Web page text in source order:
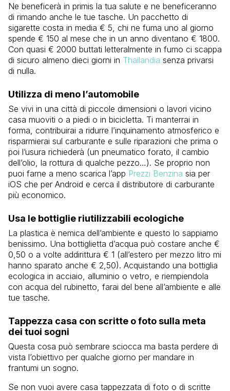
Ne beneficerà in primis la tua salute e ne beneficeranno
di rimando anche le tue tasche. Un pacchetto di
sigarette costa in media € 5, chi ne fuma uno al giorno
spende € 150 al mese che in un anno diventano € 1800.
Con quasi € 2000 buttati letteralmente in fumo ci scappa
di sicuro almeno dieci giorni in Thailandia senza privarsi
di nulla.
Utilizza di meno l’automobile
Se vivi in una città di piccole dimensioni o lavori vicino
casa muoviti o a piedi o in bicicletta. Ti manterrai in
forma, contribuirai a ridurre l’inquinamento atmosferico e
risparmierai sul carburante e sulle riparazioni che prima o
poi l’usura richiederà (un pneumatico forato, il cambio
dell’olio, la rottura di qualche pezzo…). Se proprio non
puoi farne a meno scarica l’app Prezzi Benzina sia per
iOS che per Android e cerca il distributore di carburante
più economico.
Usa le bottiglie riutilizzabili ecologiche
La plastica è nemica dell’ambiente e questo lo sappiamo
benissimo. Una bottiglietta d’acqua può costare anche €
0,50 o a volte addirittura € 1 (all’estero per mezzo litro mi
hanno sparato anche € 2,50). Acquistando una bottiglia
ecologica in acciaio, alluminio o vetro, e riempiendola
con acqua del rubinetto, farai del bene all’ambiente e alle
tue tasche.
Tappezza casa con scritte o foto sulla meta
dei tuoi sogni
Questa cosa può sembrare sciocca ma basta perdere di
vista l’obiettivo per qualche giorno per mandare in
frantumi un sogno.
Se non vuoi avere casa tappezzata di foto o di scritte